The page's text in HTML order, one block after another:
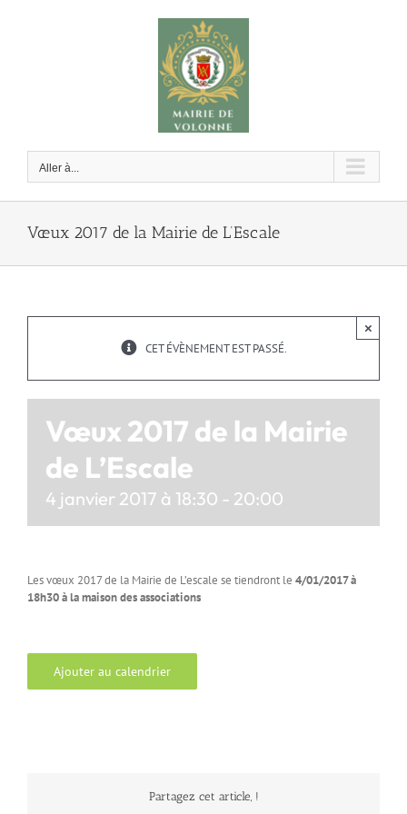
Aller à...
Vœux 2017 de la Mairie de L’Escale
CET ÉVÈNEMENT EST PASSÉ.
×
Vœux 2017 de la Mairie
de L’Escale
4 janvier 2017 à 18:30 - 20:00
Les vœux 2017 de la Mairie de L’escale se tiendront le 4/01/2017 à
18h30 à la maison des associations
Ajouter au calendrier
Partagez cet article, !